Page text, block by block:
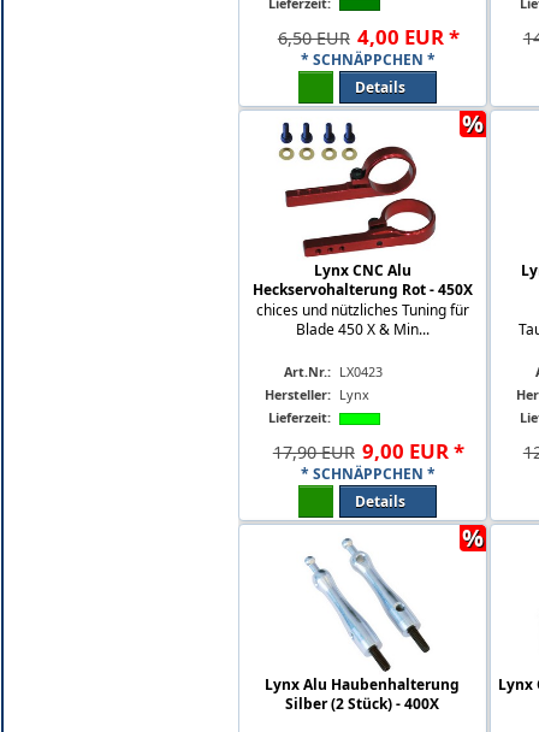
6,50 EUR 4,00 EUR*
* SCHNÄPPCHEN *
Details
Lynx CNC Alu
Heckservohalterung Rot - 450X
chices und nützliches Tuning für
Blade 450 X & Min...
Art.Nr.: LX0423
Hersteller: Lynx
Lieferzeit:
17,90 EUR 9,00 EUR*
* SCHNÄPPCHEN *
Details
%
Lynx Alu Haubenhalterung
Silber (2 Stück) - 400X
%
Lynx